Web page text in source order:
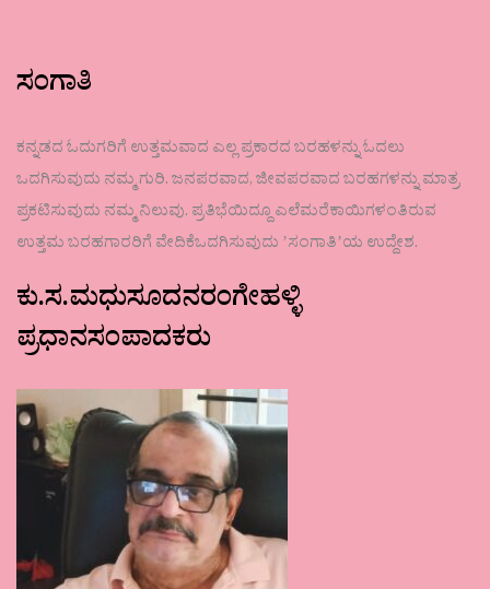
ಸಂಗಾತಿ
ಕನ್ನಡದ ಓದುಗರಿಗೆ ಉತ್ತಮವಾದ ಎಲ್ಲ ಪ್ರಕಾರದ ಬರಹಳನ್ನು ಓದಲು
ಒದಗಿಸುವುದು ನಮ್ಮ ಗುರಿ. ಜನಪರವಾದ, ಜೀವಪರವಾದ ಬರಹಗಳನ್ನು ಮಾತ್ರ
ಪ್ರಕಟಿಸುವುದು ನಮ್ಮ ನಿಲುವು. ಪ್ರತಿಭೆಯಿದ್ದೂ ಎಲೆಮರೆಕಾಯಿಗಳಂತಿರುವ
ಉತ್ತಮ ಬರಹಗಾರರಿಗೆ ವೇದಿಕೆಒದಗಿಸುವುದು ʼಸಂಗಾತಿʼಯ ಉದ್ದೇಶ.
ಕು.ಸ.ಮಧುಸೂದನರಂಗೇಹಳ್ಳಿ
ಪ್ರಧಾನಸಂಪಾದಕರು